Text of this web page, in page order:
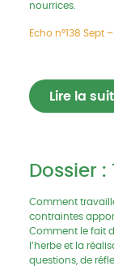
nourrices.
Echo n°138 Sept
Lire la
Dossier
Comment
contraintes
Comment le fait
l’herbe et la
questions, de